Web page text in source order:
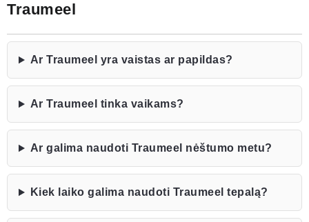
Traumeel
Ar Traumeel yra vaistas ar papildas?
Ar Traumeel tinka vaikams?
Ar galima naudoti Traumeel nėštumo metu?
Kiek laiko galima naudoti Traumeel tepalą?